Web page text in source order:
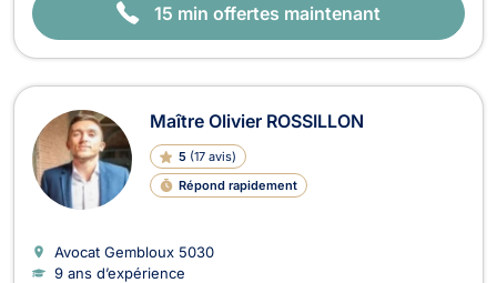
15 min offertes maintenant
Maître Olivier ROSSILLON
5 (17 avis)
Répond rapidement
Avocat Gembloux 5030
9 ans d’expérience